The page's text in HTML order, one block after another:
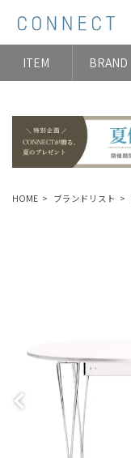
ITEM BRAND
HOME ブランドリスト